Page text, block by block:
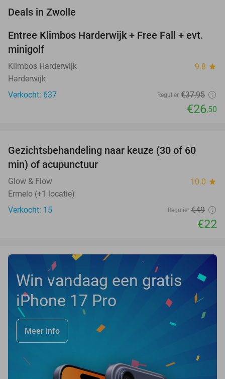
Deals in Zwolle
30%
Entree Klimbos Harderwijk + Free Fall + evt.
minigolf
Klimbos Harderwijk 9.8 star
Harderwijk
Verkocht: 637
Regulier €37,95
€26,50
55%
TODAY
Gezichtsbehandeling naar keuze (30 of 60
min) of acupunctuur
Glow & Flow 10.0 star
Ermelo (+1 locatie)
Verkocht: 15
Regulier €49
€22
Win vandaag een gratis
iPhone 17 Pro
Meer info